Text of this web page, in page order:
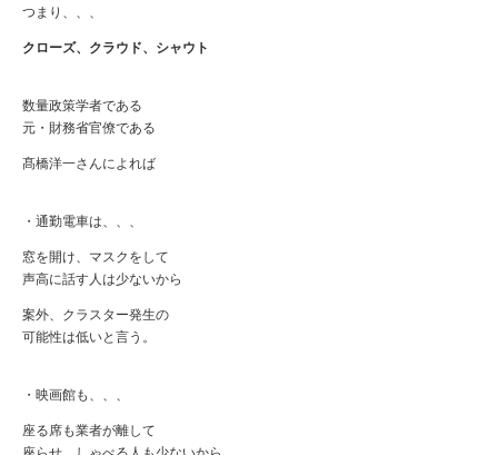
つまり、、、
クローズ、クラウド、シャウト
数量政策学者である
元・財務省官僚である
髙橋洋一さんによれば
・通勤電車は、、、
窓を開け、マスクをして
声高に話す人は少ないから
案外、クラスター発生の
可能性は低いと言う。
・映画館も、、、
座る席も業者が離して